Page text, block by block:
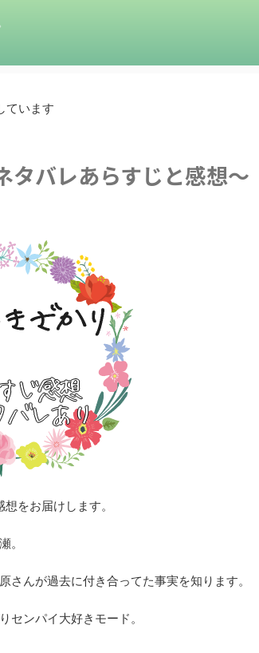
ています
タバレあらすじと感想〜
をお届けします。
。
んが過去に付き合ってた事実を知ります。
センパイ大好きモード。